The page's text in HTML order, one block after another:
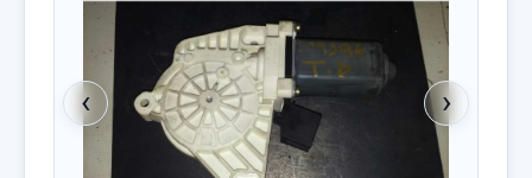
‹ ›